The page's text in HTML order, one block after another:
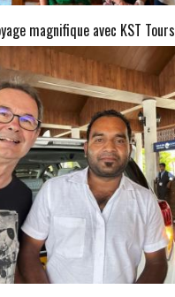
magnifique avec KST Tours